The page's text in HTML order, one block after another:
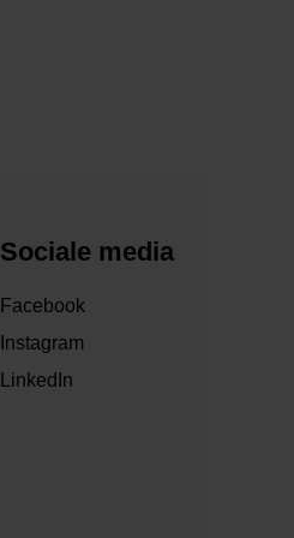
Sociale media
Facebook
Instagram
LinkedIn